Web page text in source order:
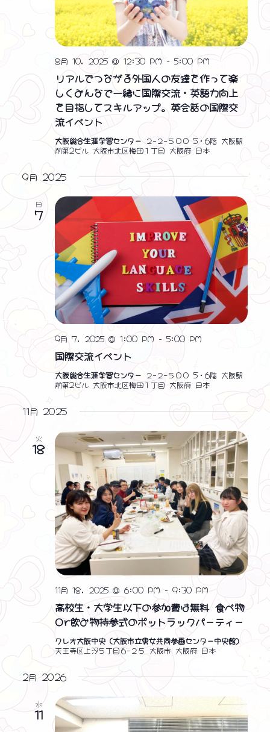
リアルでつながる外国人の友達を作って楽
しくみんなで一緒に国際交流・英語力向上
を目指してスキルアップ。英会話の国際交
流イベント
8月 10, 2025 @ 12:30 PM -5:00 PM
大阪総合生涯学習センター ２−２−５００ 5・6階 大阪駅
前第2ビル 大阪市北区梅田１丁目 大阪府 日本
9月 2025
日
7
国際交流イベント
9月 7, 2025 @ 1:00 PM -5:00 PM
大阪総合生涯学習センター ２−２−５００ 5・6階 大阪駅
前第2ビル 大阪市北区梅田１丁目 大阪府 日本
11月 2025
火
18
高校生・大学生以下の参加費は無料 食べ物
Or飲み物持参式のポットラックパーティー
11月 18, 2025 @ 6:00 PM -9:30 PM
クレオ大阪中央（大阪市立男女共同参画センター中央館）
天王寺区上汐５丁目６−２５ 大阪市 大阪府 日本
2月 2026
水
11